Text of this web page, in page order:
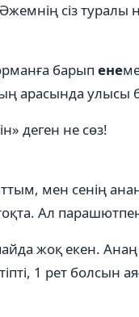
сіз туралы
барып ене
арасында улысы
деген не сөз!
мен сенің
Ал
жоқ екен.
тіпті, 1 рет болсын